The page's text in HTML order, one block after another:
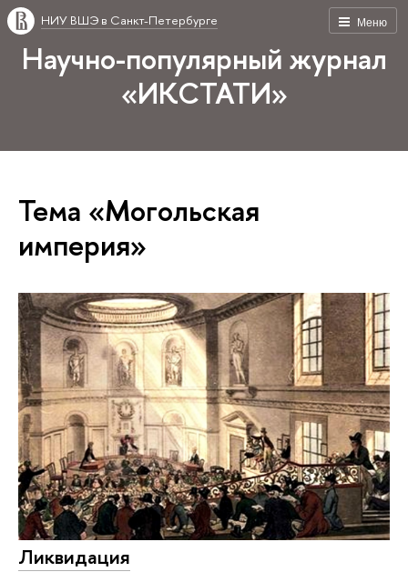
Меню
НИУ ВШЭ в Санкт-Петербурге
Научно-популярный журнал
«ИКСТАТИ»
Тема «Могольская
империя»
Ликвидация